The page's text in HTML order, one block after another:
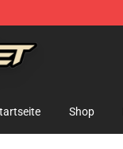
Store
Shop